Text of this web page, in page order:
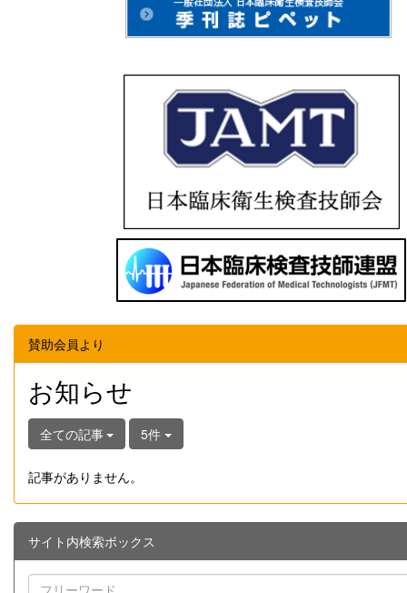
賛助会員より
お知らせ
全ての記事 5件
記事がありません。
サイト内検索ボックス